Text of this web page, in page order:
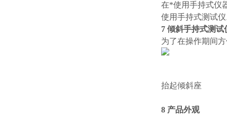
在*使用手持式仪
使用手持式测试
7 倾斜手持式测试
为了在操作期间
抬起倾斜座
8 产品外观